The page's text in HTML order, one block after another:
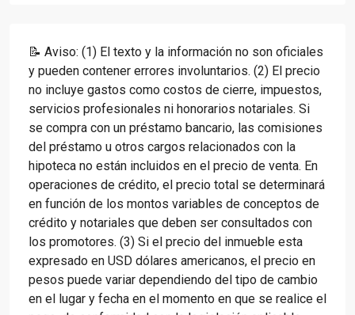
📝 Aviso: (1) El texto y la información no son oficiales
y pueden contener errores involuntarios. (2) El precio
no incluye gastos como costos de cierre, impuestos,
servicios profesionales ni honorarios notariales. Si
se compra con un préstamo bancario, las comisiones
del préstamo u otros cargos relacionados con la
hipoteca no están incluidos en el precio de venta. En
operaciones de crédito, el precio total se determinará
en función de los montos variables de conceptos de
crédito y notariales que deben ser consultados con
los promotores. (3) Si el precio del inmueble esta
expresado en USD dólares americanos, el precio en
pesos puede variar dependiendo del tipo de cambio
en el lugar y fecha en el momento en que se realice el